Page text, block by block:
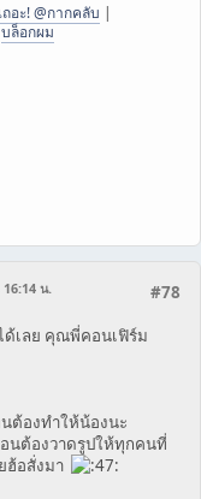
อะ! @กากคลับ |
บล็อกผม
#78
16:14 น.
ด้เลย คุณพี่คอนเฟิร์ม
ต้องทำให้น้องนะ
นต้องวาดรูปให้ทุกคนที่
ฮ้อสั่งมา